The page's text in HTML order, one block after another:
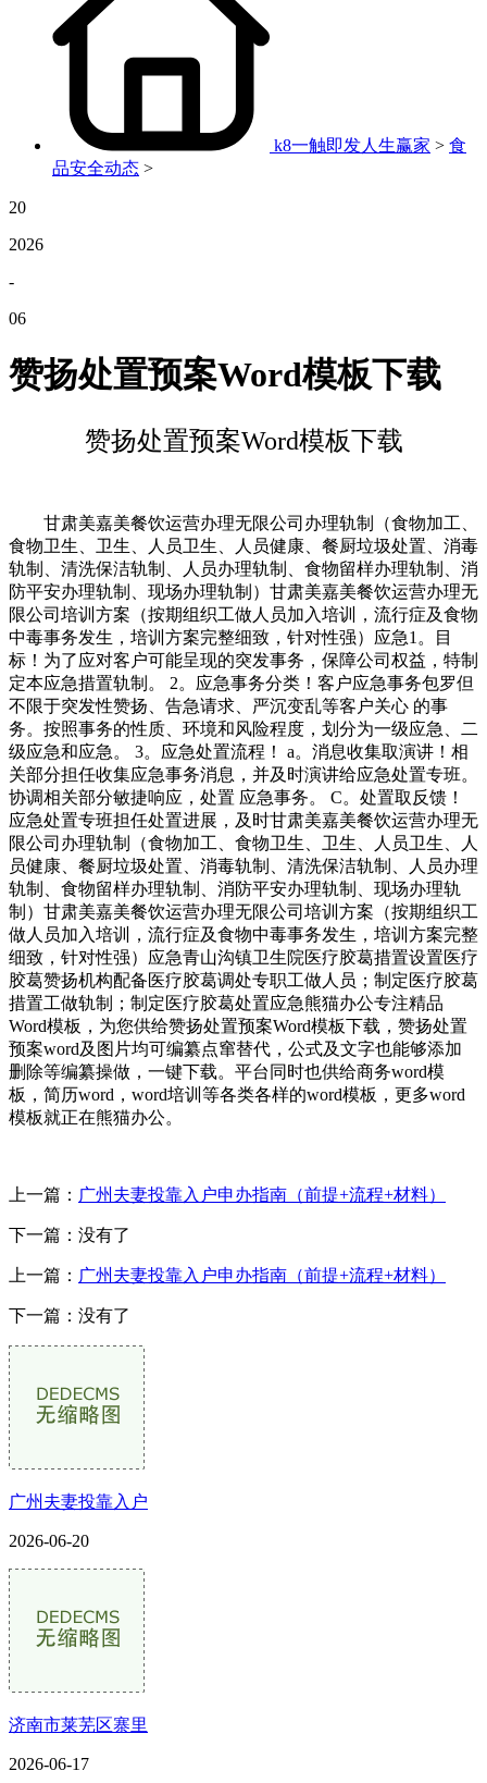
k8一触即发人生赢家 > 食
品安全动态 >
20
2026
-
06
赞扬处置预案Word模板下载
赞扬处置预案Word模板下载
甘肃美嘉美餐饮运营办理无限公司办理轨制（食物加工、
食物卫生、卫生、人员卫生、人员健康、餐厨垃圾处置、消毒
轨制、清洗保洁轨制、人员办理轨制、食物留样办理轨制、消
防平安办理轨制、现场办理轨制）甘肃美嘉美餐饮运营办理无
限公司培训方案（按期组织工做人员加入培训，流行症及食物
中毒事务发生，培训方案完整细致，针对性强）应急1。目
标！为了应对客户可能呈现的突发事务，保障公司权益，特制
定本应急措置轨制。 2。应急事务分类！客户应急事务包罗但
不限于突发性赞扬、告急请求、严沉变乱等客户关心 的事
务。按照事务的性质、环境和风险程度，划分为一级应急、二
级应急和应急。 3。应急处置流程！ a。消息收集取演讲！相
关部分担任收集应急事务消息，并及时演讲给应急处置专班。
协调相关部分敏捷响应，处置 应急事务。 C。处置取反馈！
应急处置专班担任处置进展，及时甘肃美嘉美餐饮运营办理无
限公司办理轨制（食物加工、食物卫生、卫生、人员卫生、人
员健康、餐厨垃圾处置、消毒轨制、清洗保洁轨制、人员办理
轨制、食物留样办理轨制、消防平安办理轨制、现场办理轨
制）甘肃美嘉美餐饮运营办理无限公司培训方案（按期组织工
做人员加入培训，流行症及食物中毒事务发生，培训方案完整
细致，针对性强）应急青山沟镇卫生院医疗胶葛措置设置医疗
胶葛赞扬机构配备医疗胶葛调处专职工做人员；制定医疗胶葛
措置工做轨制；制定医疗胶葛处置应急熊猫办公专注精品
Word模板，为您供给赞扬处置预案Word模板下载，赞扬处置
预案word及图片均可编纂点窜替代，公式及文字也能够添加
删除等编纂操做，一键下载。平台同时也供给商务word模
板，简历word，word培训等各类各样的word模板，更多word
模板就正在熊猫办公。
上一篇： 广州夫妻投靠入户申办指南（前提+流程+材料）
下一篇：没有了
上一篇： 广州夫妻投靠入户申办指南（前提+流程+材料）
下一篇：没有了
广州夫妻投靠入户
2026-06-20
济南市莱芜区寨里
2026-06-17